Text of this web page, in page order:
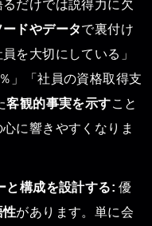
だけでは説得力に欠
ドやデータで裏付け
を大切にしている」
」「社員の資格取得支
客観的事実を示すこと
に響きやすくなりま
構成を設計する: 優
性があります。単に会